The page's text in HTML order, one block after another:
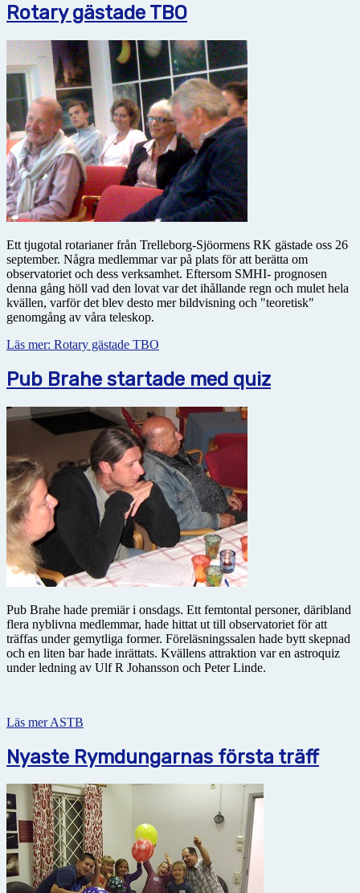
Rotary gästade TBO
Ett tjugotal rotarianer från Trelleborg-Sjöormens RK gästade oss 26
september. Några medlemmar var på plats för att berätta om
observatoriet och dess verksamhet. Eftersom SMHI- prognosen
denna gång höll vad den lovat var det ihållande regn och mulet hela
kvällen, varför det blev desto mer bildvisning och "teoretisk"
genomgång av våra teleskop.
Läs mer: Rotary gästade TBO
Pub Brahe startade med quiz
Pub Brahe hade premiär i onsdags. Ett femtontal personer, däribland
flera nyblivna medlemmar, hade hittat ut till observatoriet för att
träffas under gemytliga former. Föreläsningssalen hade bytt skepnad
och en liten bar hade inrättats. Kvällens attraktion var en astroquiz
under ledning av Ulf R Johansson och Peter Linde.
Läs mer ASTB
Nyaste Rymdungarnas första träff